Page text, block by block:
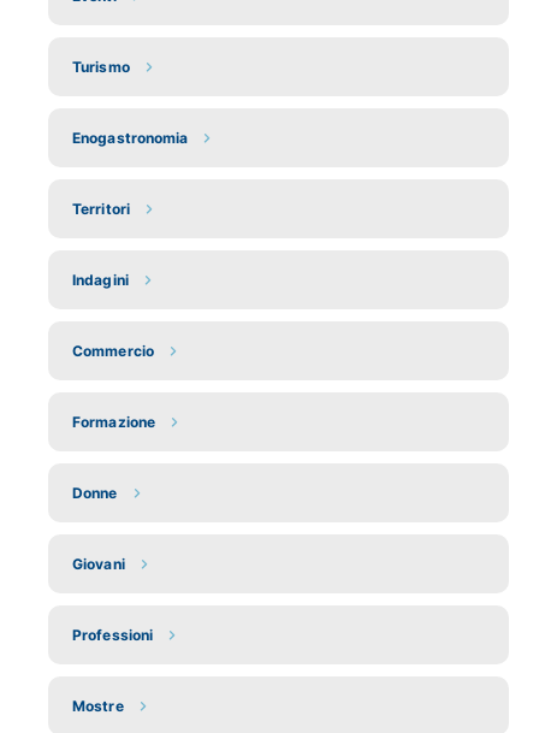
Turismo
Enogastronomia
Territori
Indagini
Commercio
Formazione
Donne
Giovani
Professioni
Mostre